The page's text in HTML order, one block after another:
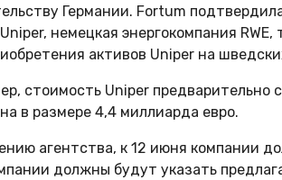
Германии. Fortum
немецкая энергокомпания
активов Uniper на
стоимость Uniper
в размере 4,4 миллиарда евро.
агентства, к 12 июня компании
должны будут указать